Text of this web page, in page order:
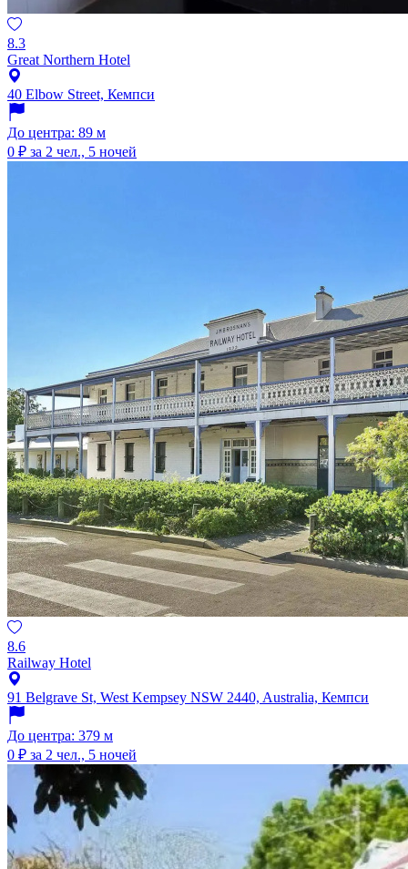
8.3
Great Northern Hotel
40 Elbow Street, Кемпси
До центра: 89 м
0 ₽ за 2 чел., 5 ночей
8.6
Railway Hotel
91 Belgrave St, West Kempsey NSW 2440, Australia, Кемпси
До центра: 379 м
0 ₽ за 2 чел., 5 ночей